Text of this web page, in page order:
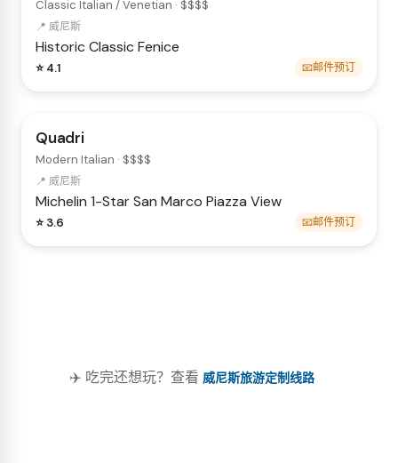
Classic Italian / Venetian · $$$$
📍 威尼斯
HistoricClassicFenice
⭐ 4.1 📧邮件预订
Quadri
Modern Italian · $$$$
📍 威尼斯
Michelin 1-StarSan Marco Piazza View
⭐ 3.6 📧邮件预订
✈️ 吃完还想玩？查看 威尼斯旅游定制线路